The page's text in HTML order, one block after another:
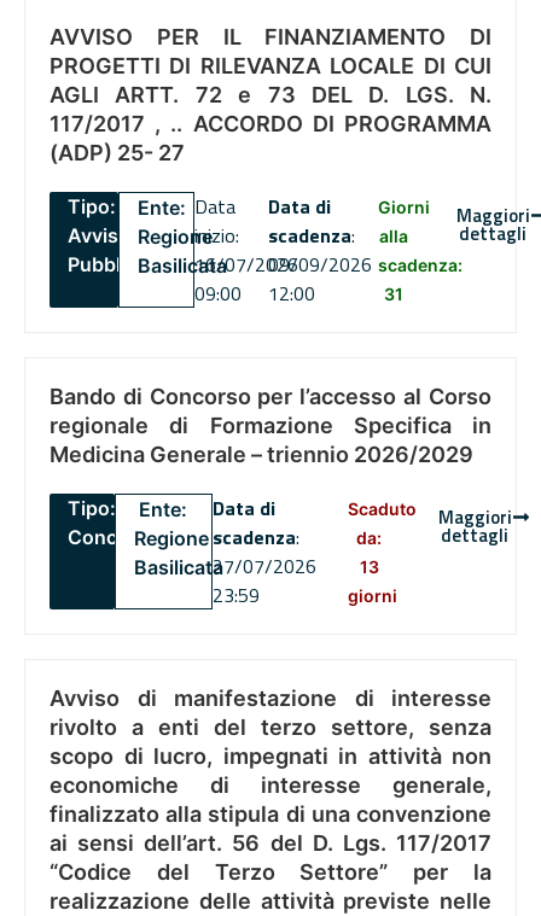
AVVISO PER IL FINANZIAMENTO DI
PROGETTI DI RILEVANZA LOCALE DI CUI
AGLI ARTT. 72 e 73 DEL D. LGS. N.
117/2017 , .. ACCORDO DI PROGRAMMA
(ADP) 25- 27
Tipo:
Avviso
Pubblico
Ente:
Regione
Basilicata
Data
inizio:
16/07/2026
09:00
Data di
scadenza:
09/09/2026
12:00
Giorni
alla
scadenza:
31
Maggiori
dettagli
Bando di Concorso per l’accesso al Corso
regionale di Formazione Specifica in
Medicina Generale – triennio 2026/2029
Tipo:
Concorsi
Ente:
Regione
Basilicata
Data di
scadenza:
27/07/2026
23:59
Scaduto
da:
13
giorni
Maggiori
dettagli
Avviso di manifestazione di interesse
rivolto a enti del terzo settore, senza
scopo di lucro, impegnati in attività non
economiche di interesse generale,
finalizzato alla stipula di una convenzione
ai sensi dell’art. 56 del D. Lgs. 117/2017
“Codice del Terzo Settore” per la
realizzazione delle attività previste nelle